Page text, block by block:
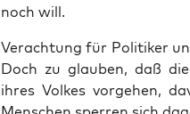
noch will.
Ver­ach­tung für Poli­ti­ker
Doch zu glau­ben, daß
ihres Vol­kes vor­ge­hen,